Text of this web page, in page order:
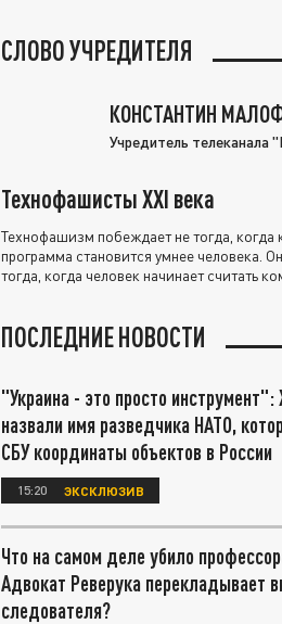
СЛОВО УЧРЕДИТЕЛЯ
КОНСТАНТИН
Учредитель телеканала
Технофашисты XXI века
Технофашизм побеждает не тогда, когда
программа становится умнее человека.
тогда, когда человек начинает считать
ПОСЛЕДНИЕ НОВОСТИ
"Украина - это просто инструмент":
назвали имя разведчика НАТО,
СБУ координаты объектов в России
15:20 ЭКСКЛЮЗИВ
Что на самом деле убило
Адвокат Реверука перекладывает
следователя?